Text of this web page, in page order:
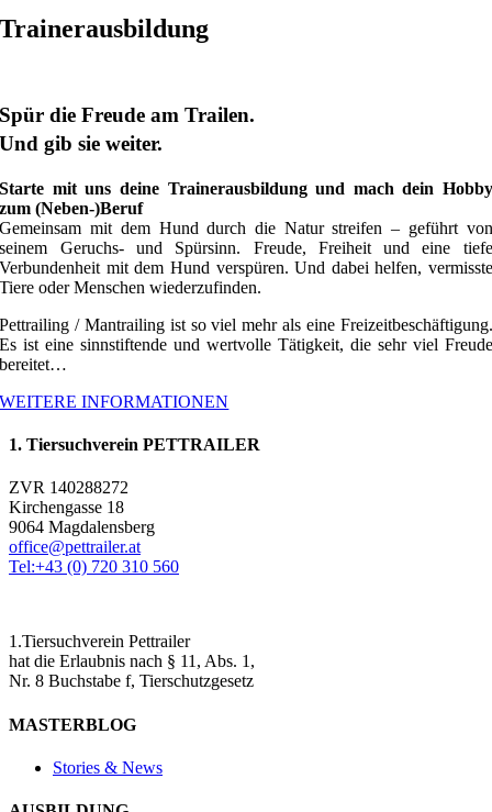
Trainerausbildung
Spür die Freude am Trailen.
Und gib sie weiter.
Starte mit uns deine Trainerausbildung und mach dein Hobby
zum (Neben-)Beruf
Gemeinsam mit dem Hund durch die Natur streifen – geführt von
seinem Geruchs- und Spürsinn. Freude, Freiheit und eine tiefe
Verbundenheit mit dem Hund verspüren. Und dabei helfen, vermisste
Tiere oder Menschen wiederzufinden.
Pettrailing / Mantrailing ist so viel mehr als eine Freizeitbeschäftigung.
Es ist eine sinnstiftende und wertvolle Tätigkeit, die sehr viel Freude
bereitet…
WEITERE INFORMATIONEN
1. Tiersuchverein PETTRAILER
ZVR 140288272
Kirchengasse 18
9064 Magdalensberg
office@pettrailer.at
Tel:+43 (0) 720 310 560
1.Tiersuchverein Pettrailer
hat die Erlaubnis nach § 11, Abs. 1,
Nr. 8 Buchstabe f, Tierschutzgesetz
MASTERBLOG
Stories & News